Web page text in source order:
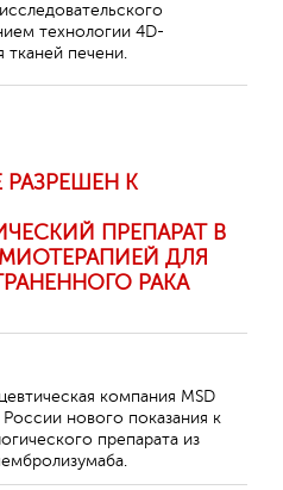
технологии 4D-
тканей печени.
К
ПРЕПАРАТ В
ДЛЯ
РАКА
компания MSD
нового показания к
препарата из